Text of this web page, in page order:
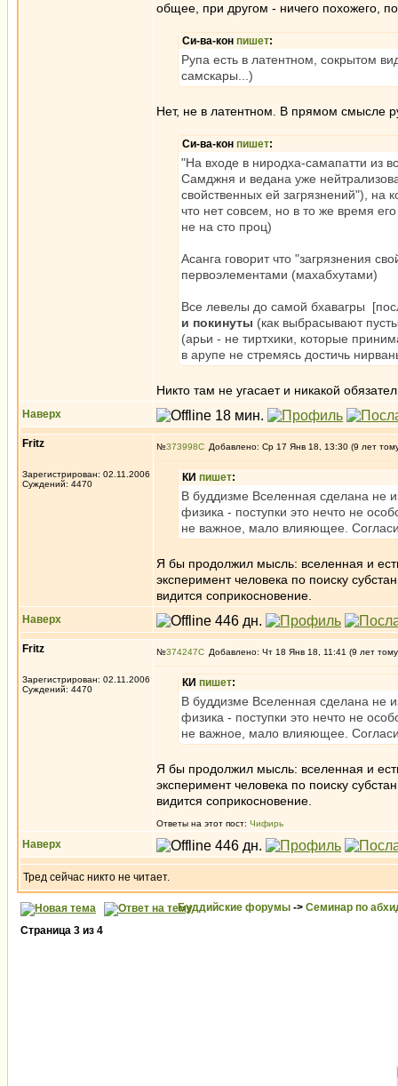
общее, при другом - ничего похожего,
Си-ва-кон пишет:
Рупа есть в латентном, сокрытом
самскары...)
Нет, не в латентном. В прямом смысле
Си-ва-кон пишет:
"На входе в ниродха-самапатти из
Самджня и ведана уже
свойственных ей загрязнений"), на
что нет совсем, но в то же время
не на сто проц)
Асанга говорит что "загрязнения
первоэлементами (махабхутами)
Все левелы до самой бхавагры
и покинуты (как выбрасывают
(арьи - не тиртхики, которые
в арупе не стремясь достичь
Никто там не угасает и никакой
Наверх
Fritz
Зарегистрирован: 02.11.2006
Суждений: 4470
№373998 Добавлено: Ср 17 Янв 18, 13:30 (9 лет
КИ пишет:
В буддизме Вселенная сделана не
физика - поступки это нечто не
не важное, мало влияющее.
Я бы продолжил мысль: вселенная и
эксперимент человека по поиску
видится соприкосновение.
Наверх
Fritz
Зарегистрирован: 02.11.2006
Суждений: 4470
№374247 Добавлено: Чт 18 Янв 18, 11:41 (9 лет
КИ пишет:
В буддизме Вселенная сделана не
физика - поступки это нечто не
не важное, мало влияющее.
Я бы продолжил мысль: вселенная и
эксперимент человека по поиску
видится соприкосновение.
Ответы на этот пост: Чифирь
Наверх
Тред сейчас никто не читает.
Буддийские форумы -> Семинар по
Страница 3 из 4